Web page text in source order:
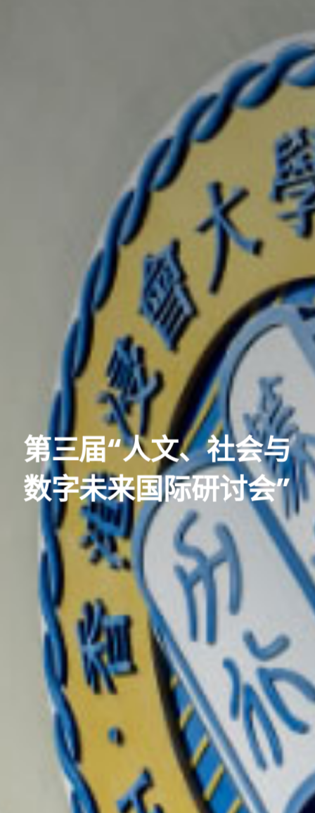
第三届“人文、社会与
数字未来国际研讨会”